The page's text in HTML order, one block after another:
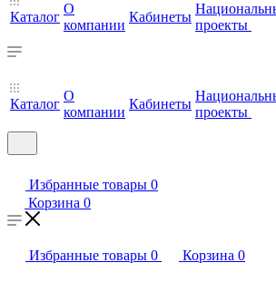
Каталог
О
компании
Кабинеты
проекты
Каталог
О
компании
Кабинеты
проекты
Избранные товары 0
Корзина 0
Избранные товары 0 Корзина 0